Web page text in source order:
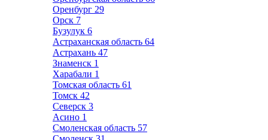
Оренбург 29
Орск 7
Бузулук 6
Астраханская область 64
Астрахань 47
Знаменск 1
Харабали 1
Томская область 61
Томск 42
Северск 3
Асино 1
Смоленская область 57